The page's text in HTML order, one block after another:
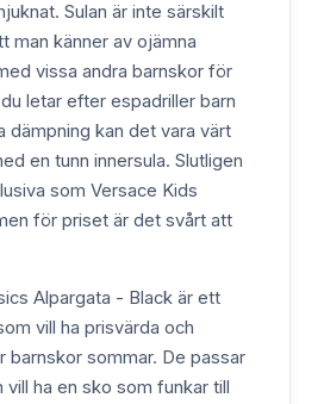
Sulan är inte särskilt
man känner av ojämna
vissa andra barnskor för
letar efter espadriller barn
dämpning kan det vara värt
en tunn innersula. Slutligen
som Versace Kids
för priset är det svårt att
Alpargata - Black är ett
vill ha prisvärda och
barnskor sommar. De passar
ha en sko som funkar till